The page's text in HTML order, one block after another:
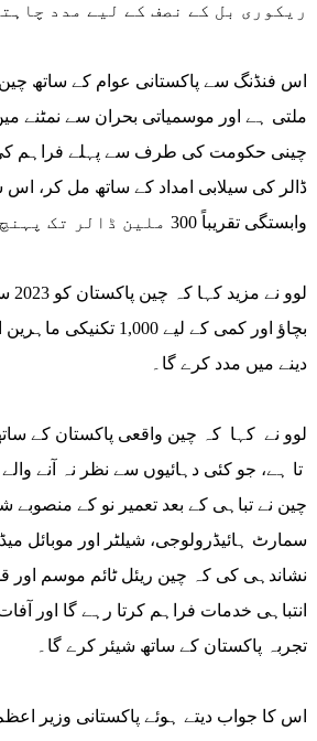
ریکوری بل کے نصف کے لیے مدد
اس فنڈنگ سے پاکستانی عوام کے ساتھ
ملتی ہے اور موسمیاتی بحران سے نمٹنے
ڈالر کی سیلابی امداد کے ساتھ مل کر،
وابستگی تقریباً 300 ملین ڈالر تک پہنچ جاتی ہے۔
بچاؤ اور کمی کے لیے
دینے میں مدد کرے گا۔
لوو نے کہا کہ چین واقعی پاکستان کے
تا ہے، جو کئی دہائیوں سے نظر نہ آنے
چین نے تباہی کے بعد تعمیر نو کے
سمارٹ ہائیڈرولوجی، شیلٹر اور موبائل
نشاندہی کی کہ چین ریئل ٹائم موسم اور
انتباہی خدمات فراہم کرتا رہے گا اور
تجربہ پاکستان کے ساتھ شیئر کرے گا۔
اس کا جواب دیتے ہوئے پاکستانی وزیر اعظم